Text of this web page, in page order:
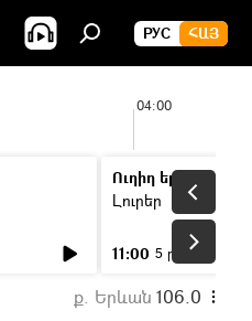
РУС ՀԱՅ
04:00
Ուղիղ եթեր
Լուրեր
11:00 5 ր
ք. Երևան 106.0